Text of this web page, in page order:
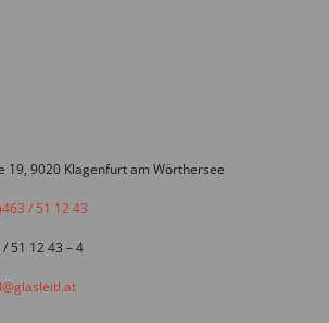
19, 9020 Klagenfurt am Wörthersee
/ 51 12 43
51 12 43 – 4